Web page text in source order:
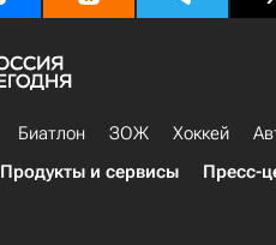
Биатлон ЗОЖ Хоккей
Продукты и сервисы Пресс-